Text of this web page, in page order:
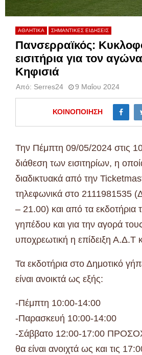
ΑΘΛΗΤΙΚΑ ΣΗΜΑΝΤΙΚΕΣ ΕΙΔΗΣΕΙΣ
Πανσερραϊκός:
εισιτήρια για τον
Κηφισιά
Από: Serres24 9 Μαΐου 2024
ΚΟΙΝΟΠΟΊΗΣΗ
Την Πέμπτη 09/05/2024 στις
διάθεση των εισιτηρίων, η
διαδικτυακά από την
τηλεφωνικά στο 2111981535
– 21.00) και από τα εκδοτήρια
γηπέδου και για την αγορά τους
υποχρεωτική η επίδειξη Α.Δ.Τ
Τα εκδοτήρια στο Δημοτικό
είναι ανοικτά ως εξής:
-Πέμπτη 10:00-14:00
-Παρασκευή 10:00-14:00
-Σάββατο 12:00-17:00
θα είναι ανοιχτά ως και τις